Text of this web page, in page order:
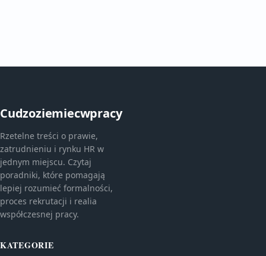
Cudzoziemiecwpracy
Rzetelne treści o prawie,
zatrudnieniu i rynku HR w
jednym miejscu. Czytaj
poradniki, które pomagają
lepiej rozumieć formalności,
proces rekrutacji i realia
współczesnej pracy.
KATEGORIE